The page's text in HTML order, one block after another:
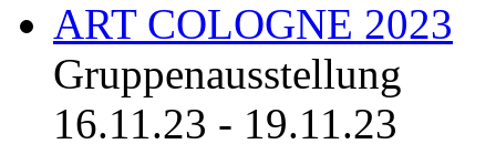
ART COLOGNE 2023
Gruppenausstellung
16.11.23 - 19.11.23